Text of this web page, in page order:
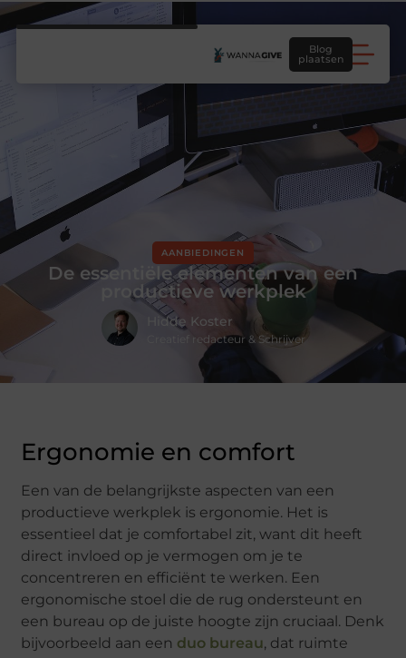
Blog
plaatsen
AANBIEDINGEN
De essentiële elementen van een
productieve werkplek
Hidde Koster
Creatief redacteur & Schrijver
Ergonomie en comfort
Een van de belangrijkste aspecten van een
productieve werkplek is ergonomie. Het is
essentieel dat je comfortabel zit, want dit heeft
direct invloed op je vermogen om je te
concentreren en efficiënt te werken. Een
ergonomische stoel die de rug ondersteunt en
een bureau op de juiste hoogte zijn cruciaal. Denk
bijvoorbeeld aan een duo bureau, dat ruimte